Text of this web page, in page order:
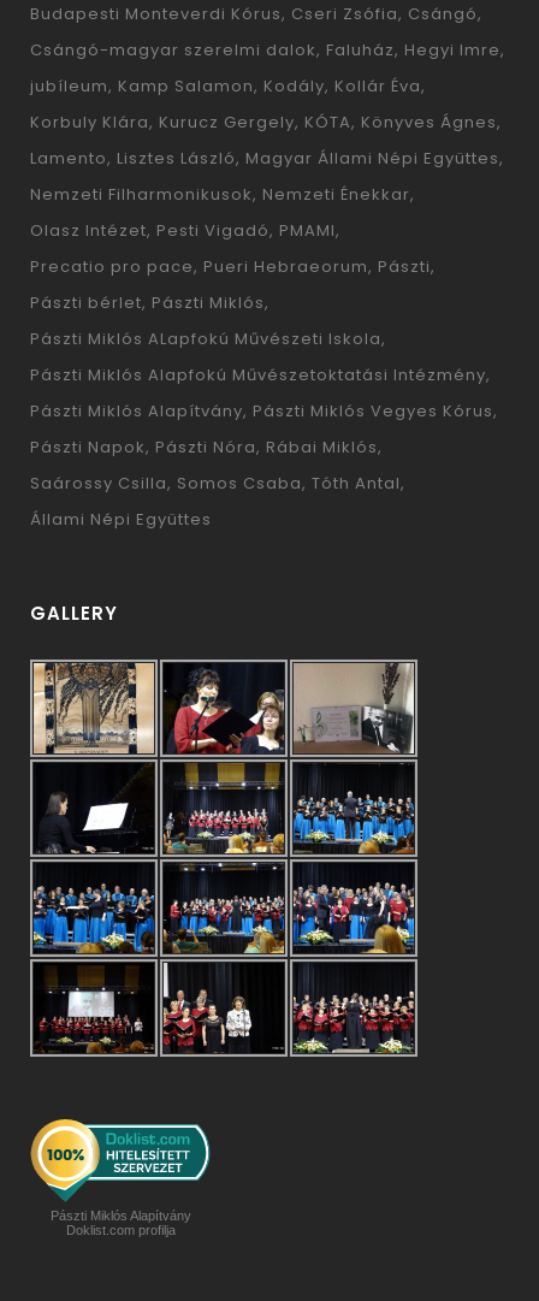
Budapesti Monteverdi Kórus Cseri Zsófia Csángó
Csángó-magyar szerelmi dalok Faluház Hegyi Imre
jubíleum Kamp Salamon Kodály Kollár Éva
Korbuly Klára Kurucz Gergely KÓTA Könyves Ágnes
Lamento Lisztes László Magyar Állami Népi Együttes
Nemzeti Filharmonikusok Nemzeti Énekkar
Olasz Intézet Pesti Vigadó PMAMI
Precatio pro pace Pueri Hebraeorum Pászti
Pászti bérlet Pászti Miklós
Pászti Miklós ALapfokú Művészeti Iskola
Pászti Miklós Alapfokú Művészetoktatási Intézmény
Pászti Miklós Alapítvány Pászti Miklós Vegyes Kórus
Pászti Napok Pászti Nóra Rábai Miklós
Saárossy Csilla Somos Csaba Tóth Antal
Állami Népi Együttes
GALLERY
Pászti Miklós Alapítvány
Doklist.com profilja